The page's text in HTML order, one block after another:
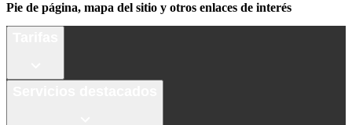
Pie de página, mapa del sitio y otros enlaces de interés